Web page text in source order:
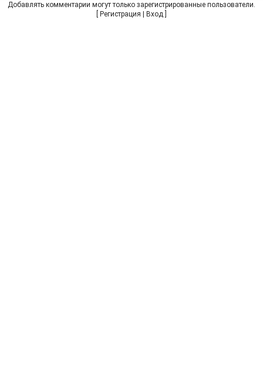
Добавлять комментарии могут только зарегистрированные пользователи.
Регистрация Вход